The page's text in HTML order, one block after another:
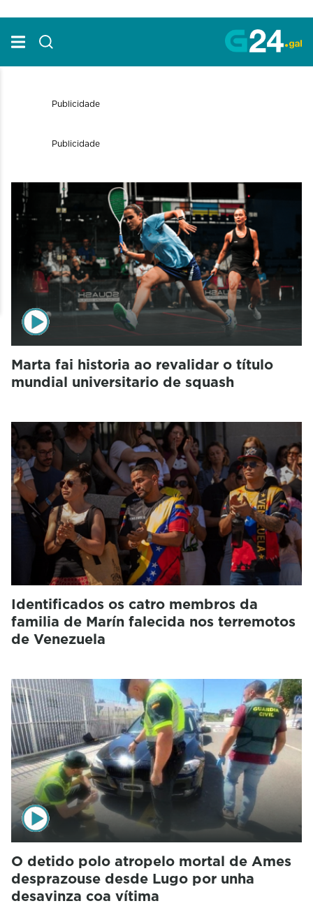
Marta fai historia ao revalidar o título
mundial universitario de squash
Identificados os catro membros da
familia de Marín falecida nos terremotos
de Venezuela
O detido polo atropelo mortal de Ames
desprazouse desde Lugo por unha
desavinza coa vítima
Publicidade
Publicidade